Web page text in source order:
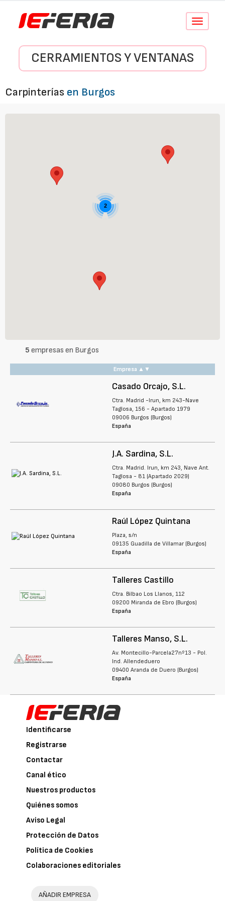
Conmutar
CERRAMIENTOS Y VENTANAS
Carpinterías en Burgos
2
5 empresas en Burgos
Empresa
Casado Orcajo, S.L.
Ctra. Madrid -Irun, km 243-Nave
Taglosa, 156 - Apartado 1979
09006 Burgos (Burgos)
España
J.A. Sardina, S.L.
Ctra. Madrid. Irun, km 243, Nave Ant.
Taglosa - 81 (Apartado 2029)
09080 Burgos (Burgos)
España
Raúl López Quintana
Plaza, s/n
09135 Guadilla de Villamar (Burgos)
España
Talleres Castillo
Ctra. Bilbao Los Llanos, 112
09200 Miranda de Ebro (Burgos)
España
Talleres Manso, S.L.
Av. Montecillo-Parcela27nº13 - Pol.
Ind. Allendeduero
09400 Aranda de Duero (Burgos)
España
Identificarse
Registrarse
Contactar
Canal ético
Nuestros productos
Quiénes somos
Aviso Legal
Protección de Datos
Política de Cookies
Colaboraciones editoriales
AÑADIR EMPRESA